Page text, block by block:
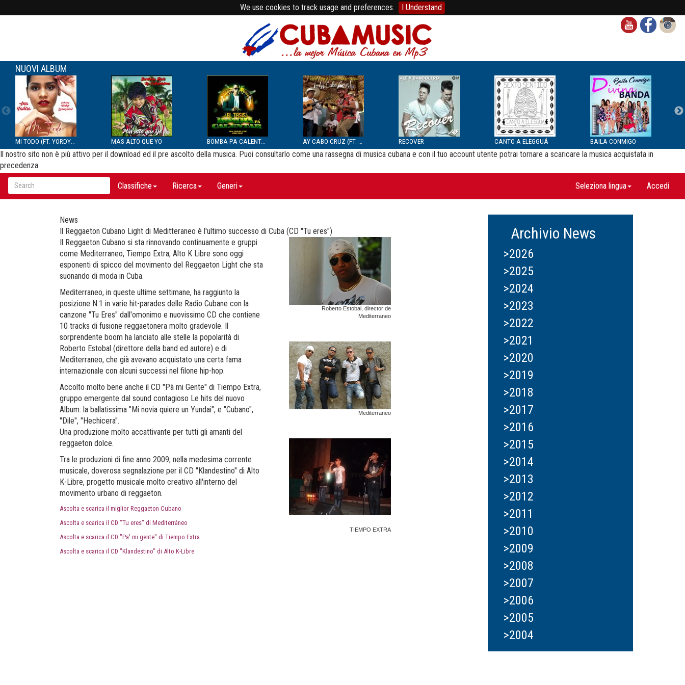
We use cookies to track usage and preferences. I Understand
NUOVI ALBUM
MAS ALTO QUE YO BOMBA PA CALENTAR RECOVER CANTO A ELEGGUÁ BAILA CONMIGO
Il nostro sito non è più attivo per il download ed il pre ascolto della musica. Puoi consultarlo come una rassegna di musica cubana e con il tuo account utente potrai tornare a scaricare la musica acquistata in
precedenza
Classifiche Ricerca Generi Seleziona lingua Accedi
News
Il Reggaeton Cubano Light di Meditteraneo è l'ultimo successo di Cuba (CD "Tu eres")
Il Reggaeton Cubano si sta rinnovando continuamente e gruppi
come Mediterraneo, Tiempo Extra, Alto K Libre sono oggi
esponenti di spicco del movimento del Reggaeton Light che sta
suonando di moda in Cuba.
Mediterraneo, in queste ultime settimane, ha raggiunto la
posizione N.1 in varie hit-parades delle Radio Cubane con la
canzone "Tu Eres" dall'omonimo e nuovissimo CD che contiene
10 tracks di fusione reggaetonera molto gradevole. Il
sorprendente boom ha lanciato alle stelle la popolarità di
Roberto Estobal (direttore della band ed autore) e di
Mediterraneo, che già avevano acquistato una certa fama
internazionale con alcuni successi nel filone hip-hop.
Accolto molto bene anche il CD "Pà mi Gente" di Tiempo Extra,
gruppo emergente dal sound contagioso Le hits del nuovo
Album: la ballatissima "Mi novia quiere un Yundai", e "Cubano",
"Dile", "Hechicera".
Una produzione molto accattivante per tutti gli amanti del
reggaeton dolce.
Tra le produzioni di fine anno 2009, nella medesima corrente
musicale, doverosa segnalazione per il CD "Klandestino" di Alto
K-Libre, progetto musicale molto creativo all'interno del
movimento urbano di reggaeton.
Ascolta e scarica il miglior Reggaeton Cubano
Ascolta e scarica il CD "Tu eres" di Mediterráneo
Ascolta e scarica il CD "Pa' mi gente" di Tiempo Extra
Ascolta e scarica il CD "Klandestino" di Alto K-Libre
Roberto Estobal, director de
Mediterraneo
Mediterraneo
TIEMPO EXTRA
Archivio News
>2026
>2025
>2024
>2023
>2022
>2021
>2020
>2019
>2018
>2017
>2016
>2015
>2014
>2013
>2012
>2011
>2010
>2009
>2008
>2007
>2006
>2005
>2004